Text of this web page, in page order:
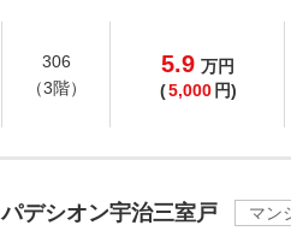
306
（3階）
5.9 万円
(5,000 円)
パデシオン宇治三室戸
マン